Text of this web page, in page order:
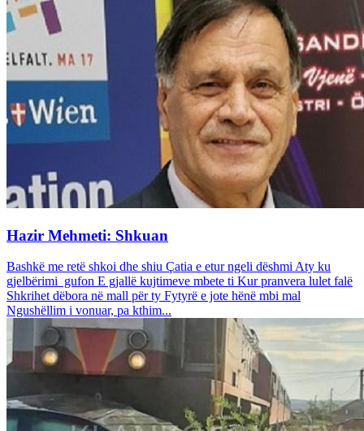
Hazir Mehmeti: Shkuan
Bashkë me retë shkoi dhe shiu Çatia e etur ngeli dëshmi Aty ku
gjelbërimi gufon E gjallë kujtimeve mbete ti Kur pranvera lulet falë
Shkrihet dëbora në mall për ty Fytyrë e jote hënë mbi mal
Ngushëllim i vonuar, pa kthim...